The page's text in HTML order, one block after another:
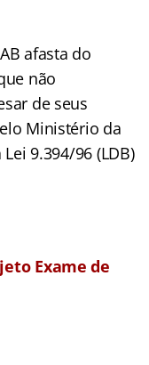
afasta do
não
de seus
Ministério da
9.394/96 (LDB)
Exame de